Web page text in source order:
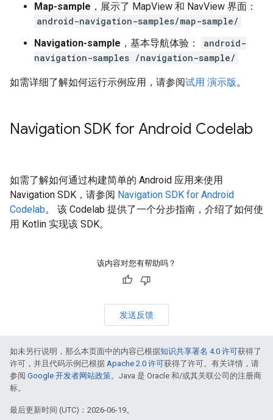
Map-sample ，展示了 MapView 和 NavView 界面：
android-navigation-samples/map-sample/
Navigation-sample ，基本导航体验：
android-
navigation-samples /navigation-sample/
如需详细了解如何运行示例应用，请参阅试用 演示版。
Navigation SDK for Android Codelab
如需了解如何通过构建简单的 Android 应用来使用
Navigation SDK，请参阅 Navigation SDK for Android
Codelab。 该 Codelab 提供了一个分步指南，介绍了如何使
用 Kotlin 实现该 SDK。
该内容对您有帮助吗？
发送反馈
如未另行说明，那么本页面中的内容已根据知识共享署名 4.0 许可获得了
许可，并且代码示例已根据 Apache 2.0 许可获得了许可。有关详情，请
参阅 Google 开发者网站政策。Java 是 Oracle 和/或其关联公司的注册商
标。
最后更新时间 (UTC)：2026-06-19。